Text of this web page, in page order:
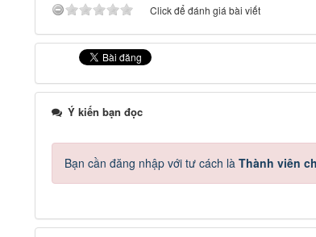
Click để đánh giá bài viết
Ý kiến bạn đọc
Bạn cần đăng nhập với tư cách là Thành viên